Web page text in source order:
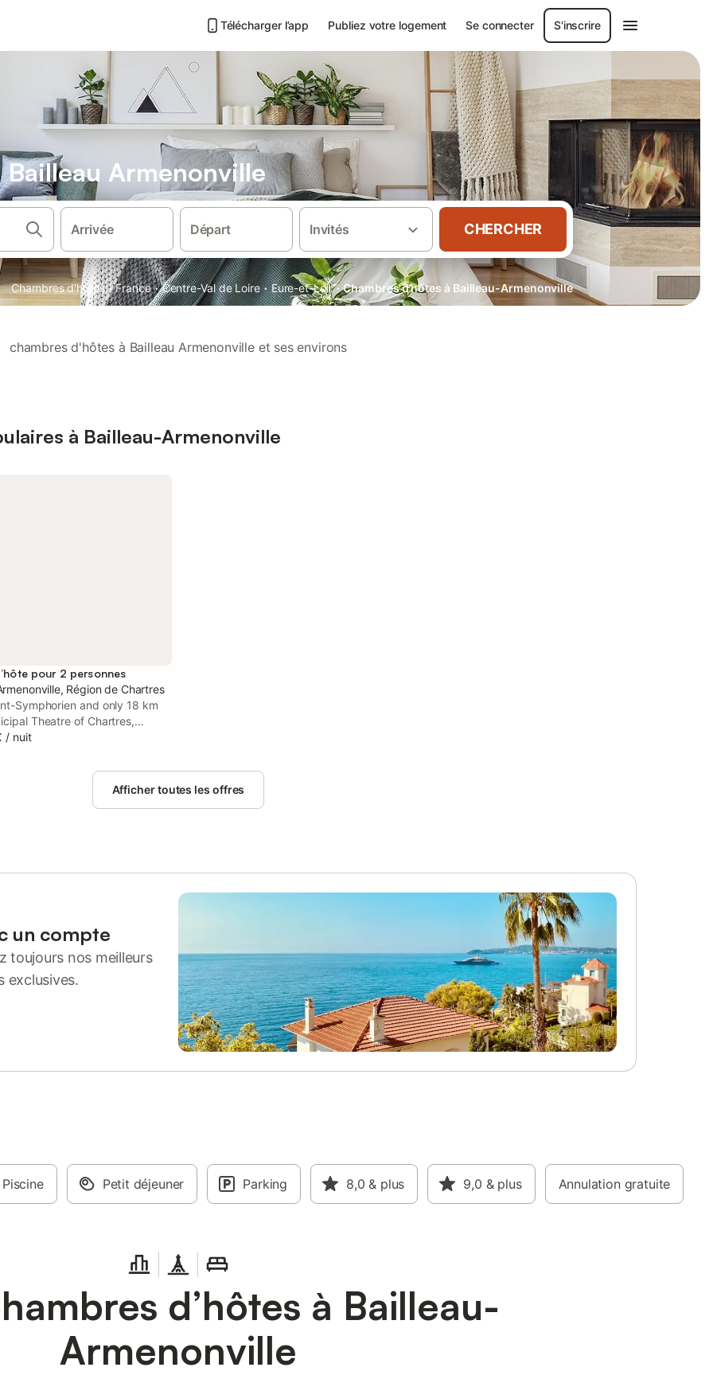
Télécharger l’app Publiez votre logement Se connecter S'inscrire
Armenonville
Arrivée Départ Invités CHERCHER
Chambres d'hôtes · France · Centre-Val de Loire · Eure-et-Loir · Chambres d’hôtes à Bailleau-Armenonville
chambres d'hôtes à Bailleau Armenonville et ses environs
à Bailleau-Armenonville
pour 2 personnes
Région de Chartres
Symphorien and only 18 km
Theatre of Chartres,
pont offers accommodation
/ nuit
Afficher toutes les offres
un compte
toujours nos meilleurs
exclusives.
Piscine Petit déjeuner Parking 8,0 & plus 9,0 & plus Annulation gratuite
d’hôtes à Bailleau-
Armenonville